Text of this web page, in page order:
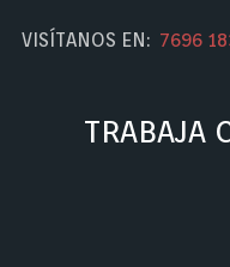
VISÍTANOS EN: 7696
TRABAJA